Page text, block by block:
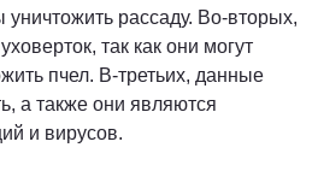
рассаду. Во-вторых,
так как они могут
пчел. В-третьих, данные
а также они являются
и вирусов.